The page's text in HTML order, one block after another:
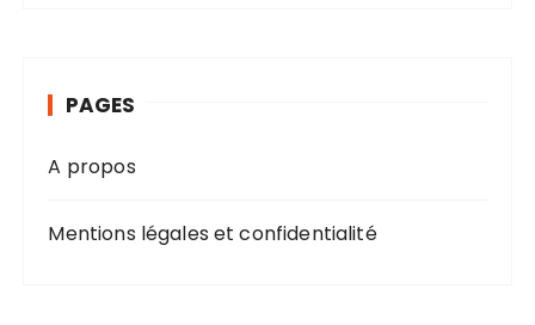
PAGES
A propos
Mentions légales et confidentialité